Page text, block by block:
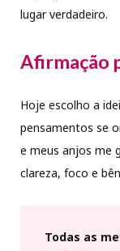
lugar verdadeiro.
Afirmação
Hoje escolho a
pensamentos se
e meus anjos me
clareza, foco e
Todas as